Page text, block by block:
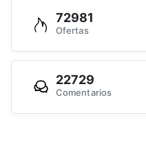
72981
Ofertas
22729
Comentarios